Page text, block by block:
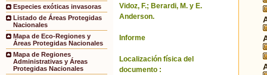
Especies exóticas invasoras
Listado de Áreas Protegidas
Nacionales
Mapa de Eco-Regiones y
Áreas Protegidas Nacionales
Mapa de Regiones
Administrativas y Áreas
Protegidas Nacionales
Vidoz, F.; Berardi, M. y E.
Anderson.
Informe
Localización física del
documento :